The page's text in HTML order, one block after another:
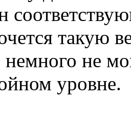
такую
не
уровне.